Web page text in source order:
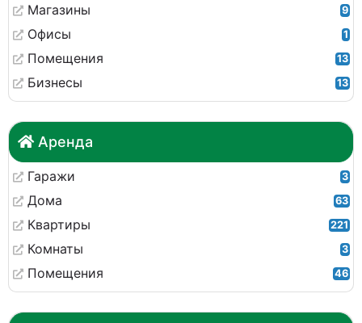
Магазины 9
Офисы 1
Помещения 13
Бизнесы 13
Аренда
Гаражи 3
Дома 63
Квартиры 221
Комнаты 3
Помещения 46